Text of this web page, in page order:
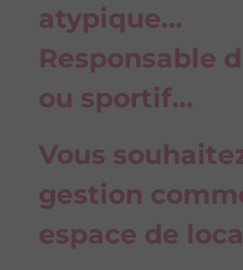
atypique…
Responsable
ou sportif…
Vous
gestion
espace de